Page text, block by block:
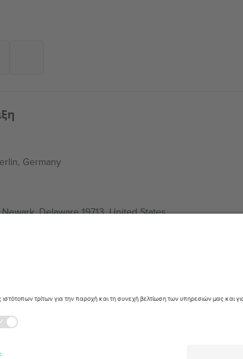
Germany
Delaware 19713, United States
53-55, 1606 Sofia, Bulgaria
Cuauhtémoc, 06700 Ciudad de México, CDMX,
αποτύπωμα και στους όρους.,